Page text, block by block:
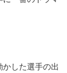
した選手の出